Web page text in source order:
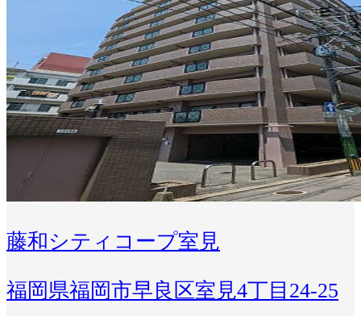
藤和シティコープ室見
福岡県福岡市早良区室見4丁目24-25